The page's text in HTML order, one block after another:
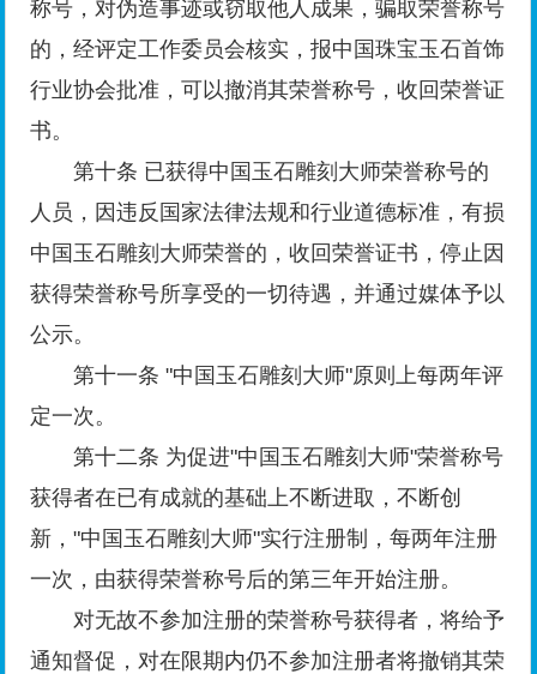
称号，对伪造事迹或窃取他人成果，骗取荣誉称号
的，经评定工作委员会核实，报中国珠宝玉石首饰
行业协会批准，可以撤消其荣誉称号，收回荣誉证
书。
第十条 已获得中国玉石雕刻大师荣誉称号的
人员，因违反国家法律法规和行业道德标准，有损
中国玉石雕刻大师荣誉的，收回荣誉证书，停止因
获得荣誉称号所享受的一切待遇，并通过媒体予以
公示。
第十一条 "中国玉石雕刻大师"原则上每两年评
定一次。
第十二条 为促进"中国玉石雕刻大师"荣誉称号
获得者在已有成就的基础上不断进取，不断创
新，"中国玉石雕刻大师"实行注册制，每两年注册
一次，由获得荣誉称号后的第三年开始注册。
对无故不参加注册的荣誉称号获得者，将给予
通知督促，对在限期内仍不参加注册者将撤销其荣